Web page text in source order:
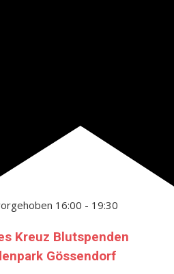
16:00 - 19:30
Kreuz Blutspenden
Gössendorf